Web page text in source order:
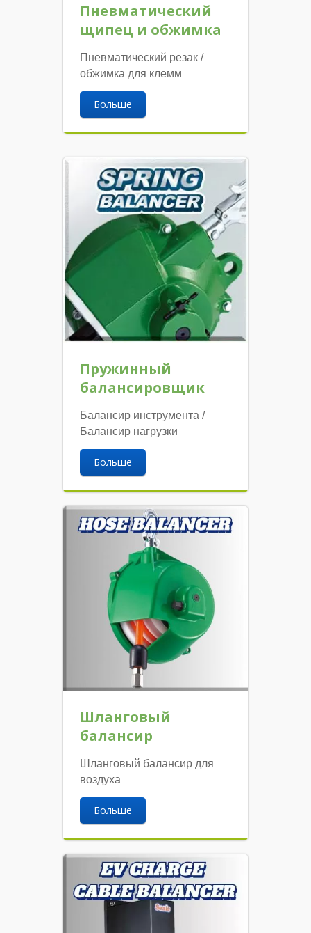
Пневматический
щипец и обжимка
Пневматический резак /
обжимка для клемм
Больше
Пружинный
балансировщик
Балансир инструмента /
Балансир нагрузки
Больше
Шланговый
балансир
Шланговый балансир для
воздуха
Больше